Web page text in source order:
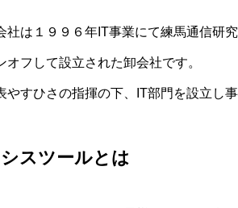
社は１９９６年IT事業にて練馬通信研
フして設立された卸会社です。
やすひさの指揮の下、IT部門を設立し
スツールとは